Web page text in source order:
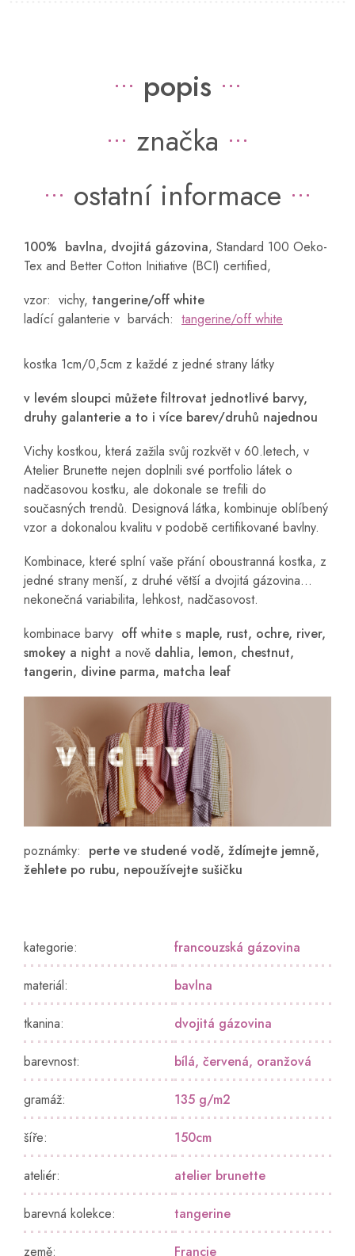
popis
značka
ostatní informace
100% bavlna, dvojitá gázovina, Standard 100 Oeko-
Tex and Better Cotton Initiative (BCI) certified,
vzor: vichy, tangerine/off white
ladící galanterie v barvách: tangerine/off white
kostka 1cm/0,5cm z každé z jedné strany látky
v levém sloupci můžete filtrovat jednotlivé barvy,
druhy galanterie a to i více barev/druhů najednou
Vichy kostkou, která zažila svůj rozkvět v 60.letech, v
Atelier Brunette nejen doplnili své portfolio látek o
nadčasovou kostku, ale dokonale se trefili do
současných trendů. Designová látka, kombinuje oblíbený
vzor a dokonalou kvalitu v podobě certifikované bavlny.
Kombinace, které splní vaše přání oboustranná kostka, z
jedné strany menší, z druhé větší a dvojitá gázovina...
nekonečná variabilita, lehkost, nadčasovost.
kombinace barvy off white s maple, rust, ochre, river,
smokey a night a nově dahlia, lemon, chestnut,
tangerin, divine parma, matcha leaf
poznámky: perte ve studené vodě, ždímejte jemně,
žehlete po rubu, nepoužívejte sušičku
kategorie: francouzská gázovina
materiál: bavlna
tkanina: dvojitá gázovina
barevnost: bílá, červená, oranžová
gramáž: 135 g/m2
šíře: 150cm
ateliér: atelier brunette
barevná kolekce: tangerine
země: Francie